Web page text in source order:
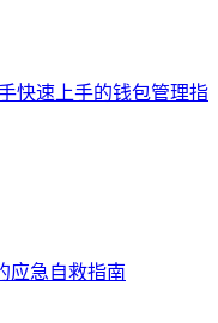
快速上手的钱包管理指
应急自救指南